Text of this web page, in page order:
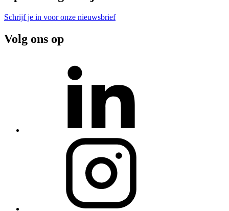
Schrijf je in voor onze nieuwsbrief
Volg ons op